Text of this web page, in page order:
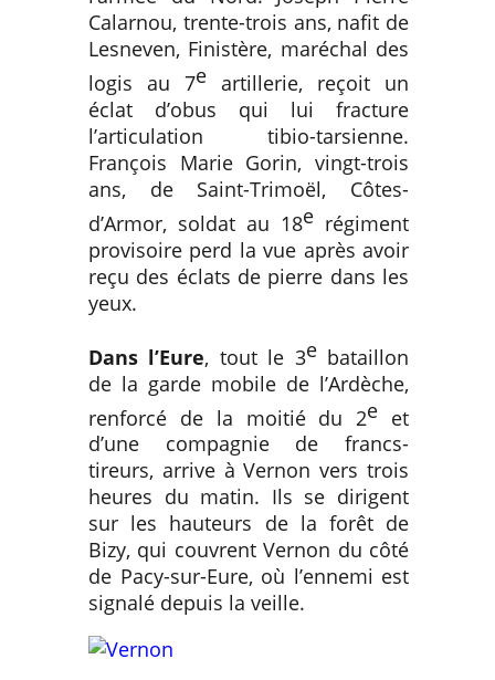
Calarnou, trente-trois ans, nafit de
Lesneven, Finistère, maréchal des
logis au 7e artillerie, reçoit un
éclat d’obus qui lui fracture
l’articulation tibio-tarsienne.
François Marie Gorin, vingt-trois
ans, de Saint-Trimoël, Côtes-
d’Armor, soldat au 18e régiment
provisoire perd la vue après avoir
reçu des éclats de pierre dans les
yeux.
Dans l’Eure, tout le 3ebataillon
de la garde mobile de l’Ardèche,
renforcé de la moitié du 2e et
d’une compagnie de francs-
tireurs, arrive à Vernon vers trois
heures du matin. Ils se dirigent
sur les hauteurs de la forêt de
Bizy, qui couvrent Vernon du côté
de Pacy-sur-Eure, où l’ennemi est
signalé depuis la veille.